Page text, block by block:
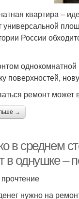
квартира –
универсальной
России
однокомнатной
поверхностей,
ремонт может
→
в среднем
в однушке –
нужно на